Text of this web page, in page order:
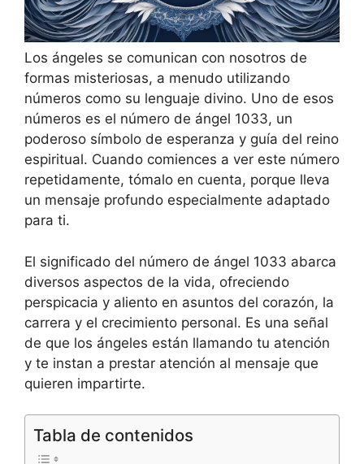
Los ángeles se comunican con nosotros de
formas misteriosas, a menudo utilizando
números como su lenguaje divino. Uno de esos
números es el número de ángel 1033, un
poderoso símbolo de esperanza y guía del reino
espiritual. Cuando comiences a ver este número
repetidamente, tómalo en cuenta, porque lleva
un mensaje profundo especialmente adaptado
para ti.
El significado del número de ángel 1033 abarca
diversos aspectos de la vida, ofreciendo
perspicacia y aliento en asuntos del corazón, la
carrera y el crecimiento personal. Es una señal
de que los ángeles están llamando tu atención
y te instan a prestar atención al mensaje que
quieren impartirte.
Tabla de contenidos